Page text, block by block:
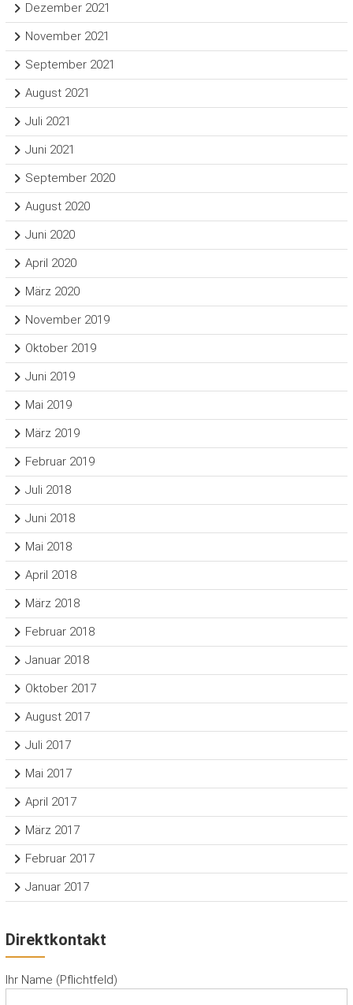
Dezember 2021
November 2021
September 2021
August 2021
Juli 2021
Juni 2021
September 2020
August 2020
Juni 2020
April 2020
März 2020
November 2019
Oktober 2019
Juni 2019
Mai 2019
März 2019
Februar 2019
Juli 2018
Juni 2018
Mai 2018
April 2018
März 2018
Februar 2018
Januar 2018
Oktober 2017
August 2017
Juli 2017
Mai 2017
April 2017
März 2017
Februar 2017
Januar 2017
Direktkontakt
Ihr Name (Pflichtfeld)